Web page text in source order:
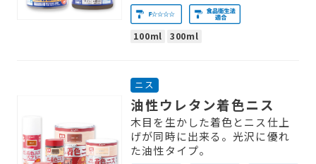
100ml 300ml
ニス
油性ウレタン着色ニス
木目を生かした着色とニス仕上
げが同時に出来る。光沢に優れ
た油性タイプ。